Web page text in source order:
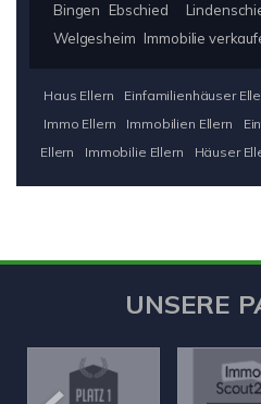
Bingen
Ebschied
Welgesheim Immobilie
Haus Ellern Einfamilienhäuser
Immo Ellern
Immobilien Ellern
Ellern
Immobilie Ellern Häuser
UNSERE